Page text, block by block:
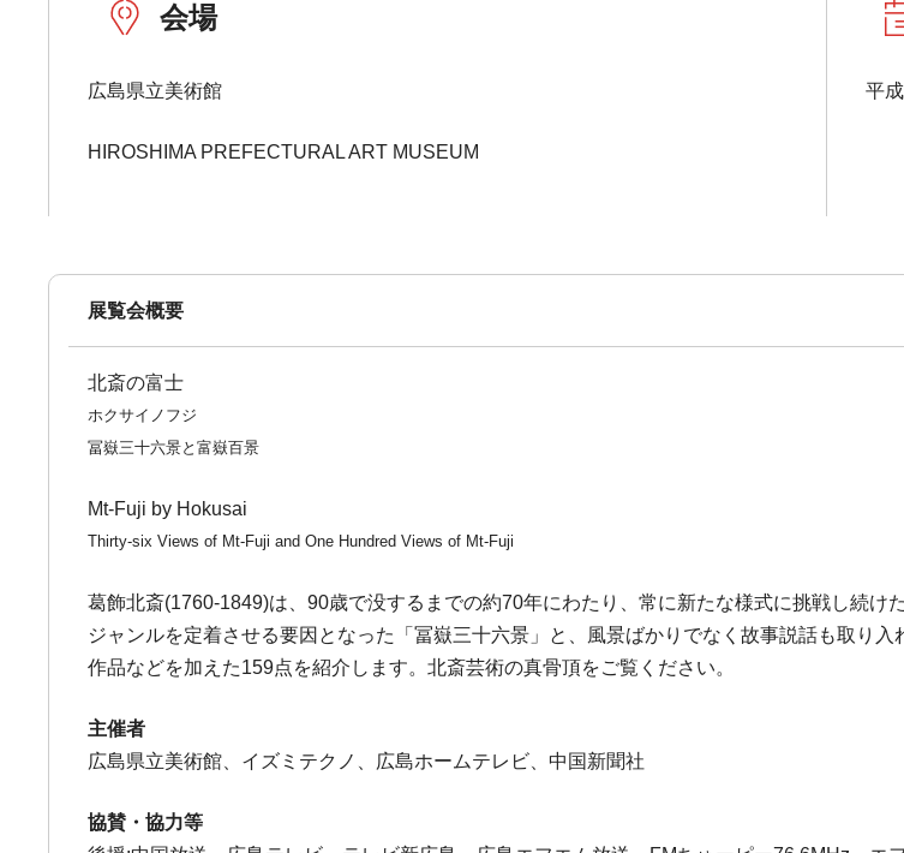
会場
広島県立美術館
HIROSHIMA PREFECTURAL ART MUSEUM
平
展覧会概要
北斎の富士
ホクサイノフジ
冨嶽三十六景と富嶽百景
Mt-Fuji by Hokusai
Thirty-six Views of Mt-Fuji and One Hundred Views of Mt-Fuji
葛飾北斎(1760-1849)は、90歳で没するまでの約70年にわたり、常に新たな様式に挑戦し続け
ジャンルを定着させる要因となった「冨嶽三十六景」と、風景ばかりでなく故事説話も取り
作品などを加えた159点を紹介します。北斎芸術の真骨頂をご覧ください。
主催者
広島県立美術館、イズミテクノ、広島ホームテレビ、中国新聞社
協賛・協力等